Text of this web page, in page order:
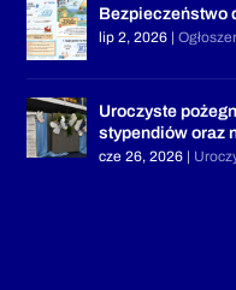
Bezpieczeństwo
lip 2, 2026 |
Uroczyste
stypendiów oraz
cze 26, 2026 |